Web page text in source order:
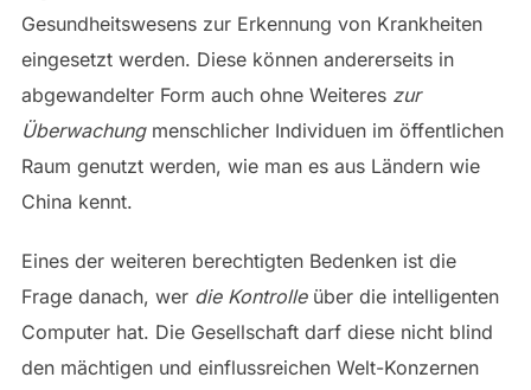
Gesundheitswesens zur Erkennung von Krankheiten
eingesetzt werden. Diese können andererseits in
abgewandelter Form auch ohne Weiteres zur
Überwachungmenschlicher Individuen im öffentlichen
Raum genutzt werden, wie man es aus Ländern wie
China kennt.
Eines der weiteren berechtigten Bedenken ist die
Frage danach, wer die Kontrolleüber die intelligenten
Computer hat. Die Gesellschaft darf diese nicht blind
den mächtigen und einflussreichen Welt-Konzernen